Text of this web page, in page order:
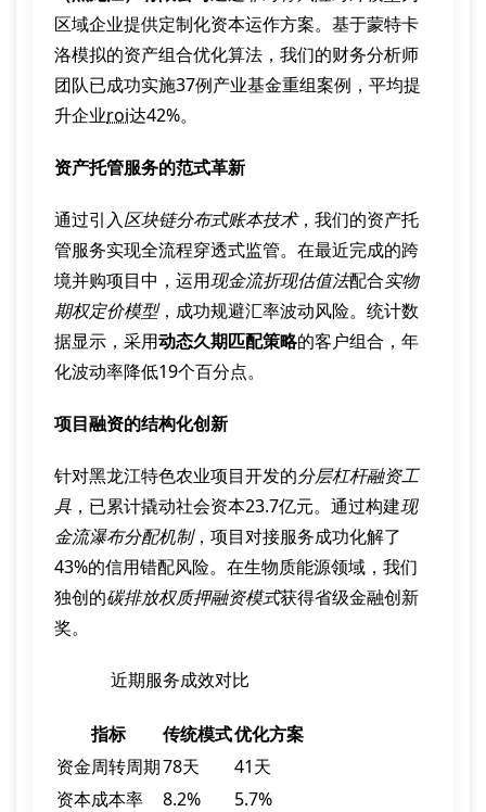
区域企业提供定制化资本运作方案。基于蒙特卡
洛模拟的资产组合优化算法，我们的财务分析师
团队已成功实施37例产业基金重组案例，平均提
升企业roi达42%。
资产托管服务的范式革新
通过引入区块链分布式账本技术，我们的资产托
管服务实现全流程穿透式监管。在最近完成的跨
境并购项目中，运用现金流折现估值法配合实物
期权定价模型，成功规避汇率波动风险。统计数
据显示，采用动态久期匹配策略的客户组合，年
化波动率降低19个百分点。
项目融资的结构化创新
针对黑龙江特色农业项目开发的分层杠杆融资工
具 ，已累计撬动社会资本23.7亿元。通过构建现
金流瀑布分配机制，项目对接服务成功化解了
43%的信用错配风险。在生物质能源领域，我们
独创的碳排放权质押融资模式获得省级金融创新
奖。
近期服务成效对比
指标 传统模式优化方案
资金周转周期78天
41天
资本成本率
8.2%
5.7%